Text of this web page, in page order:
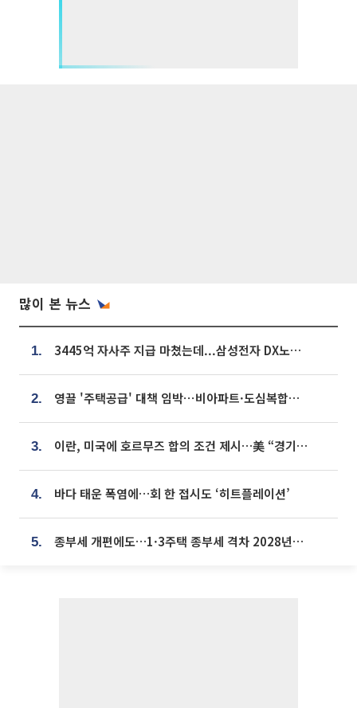
많이 본 뉴스
1. 3445억 자사주 지급 마쳤는데...삼성전자 DX노조, 뒤늦은 '떼쓰기 집회'
2. 영끌 '주택공급' 대책 임박⋯비아파트·도심복합까지 총동원
3. 이란, 미국에 호르무즈 합의 조건 제시…美 “경기 아직 안 끝나” [종합]
4. 바다 태운 폭염에…회 한 접시도 ‘히트플레이션’
5. 종부세 개편에도…1·3주택 종부세 격차 2028년부터 확대